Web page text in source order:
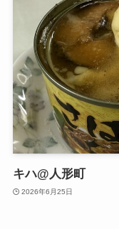
キハ@人形町
2026年6月25日